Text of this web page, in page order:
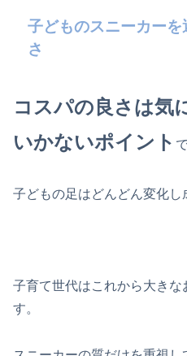
子どものスニーカー
さ
コスパの良さは気
いかないポイント
子どもの足はどんどん変化し
子育て世代はこれから大きな
す。